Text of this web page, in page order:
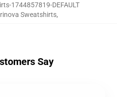
1744857819-DEFAULT
Sweatshirts,
Say